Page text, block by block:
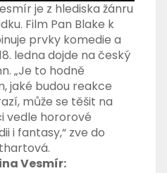
je z hlediska žánru
Film Pan Blake k
prvky komedie a
ledna dojde na český
„Je to hodně
jaké budou reakce
může se těšit na
vedle hororové
i fantasy,“ zve do
Vesmír: